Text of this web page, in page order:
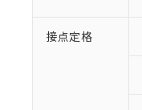
接点定格